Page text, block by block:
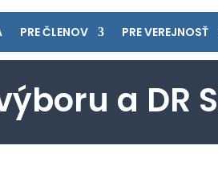
PRE ČLENOV PRE VEREJNOSŤ
a DR